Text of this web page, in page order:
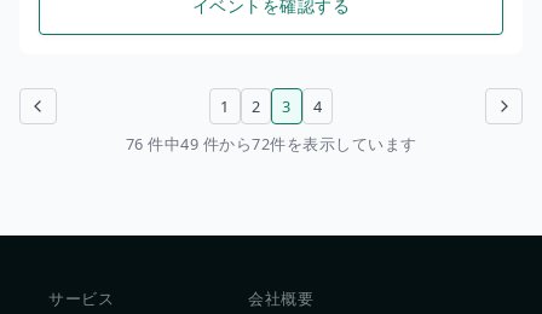
イベントを確認する
前のページ 次のページ
1 2 3
4
76 件中49 件から72件を表示しています
サービス 会社概要